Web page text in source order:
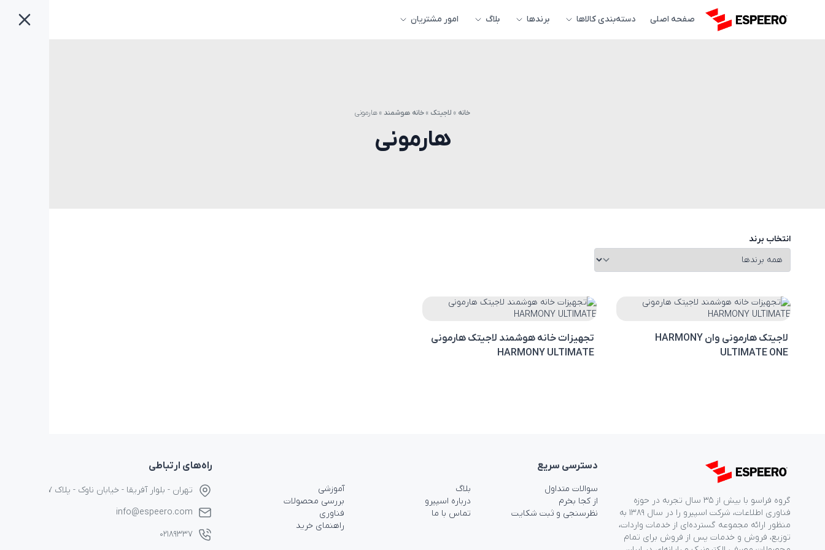
صفحه اصلی دسته‌بندی کالاها برندها بلاگ امور مشتریان
خانه » لاجیتک »خانه هوشمند »هارمونی
هارمونی
انتخاب برند
لاجیتک هارمونی وان HARMONY
ULTIMATE ONE
تجهیزات خانه هوشمند لاجیتک هارمونی
HARMONY ULTIMATE
گروه فراسو با بیش از ۳۵ سال تجربه در حوزه
فناوری اطلاعات، شرکت اسپیرو را در سال ۱۳۸۹ به
منظور ارائه مجموعه گسترده‌ای از خدمات واردات،
توزیع، فروش و خدمات پس از فروش برای تمام
دسترسی‌ سریع
سوالات متداول
از کجا بخرم
نظرسنجی و ثبت شکایت
بلاگ
درباره اسپیرو
تماس با ما
آموزشی
بررسی محصولات
فناوری
راهنمای خرید
راه‌های ارتباطی
تهران - بلوار آفریقا - خیابان ناوک - پلاک ۱۷
info@espeero.com
۰۲۱۸۹۳۳۷